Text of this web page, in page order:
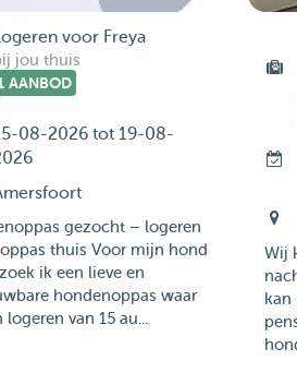
voor Freya
jou thuis
AANBOD
08-2026 tot 19-08-
gezocht – logeren
thuis Voor mijn hond
ik een lieve en
hondenoppas waar
logeren van 15 au...
Wij
kan